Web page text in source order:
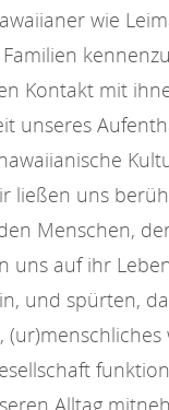
wie
Kontakt mit
unseres
ließen uns
Menschen,
uns auf ihr
und spürten,
(ur)menschliches